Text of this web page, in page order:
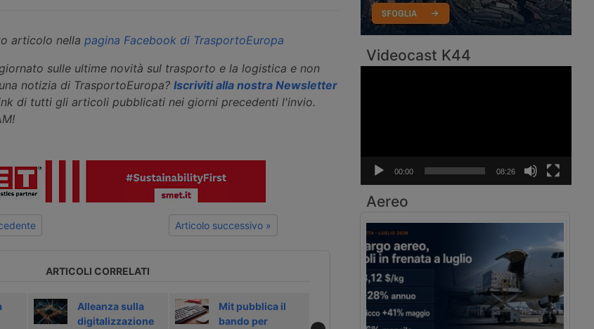
articolo nella pagina Facebook di TrasportoEuropa
sulle ultime novità sul trasporto e la logistica e non
notizia di TrasportoEuropa? Iscriviti alla nostra Newsletter
di tutti gli articoli pubblicati nei giorni precedenti l'invio.
Articolo successivo »
ARTICOLI CORRELATI
Alleanza sulla
digitalizzazione
Mit pubblica il
bando per
La Piattaforma
Uirnet diventa
digITAlog e vuole
Videocast K44
00:00 08:26
Aereo